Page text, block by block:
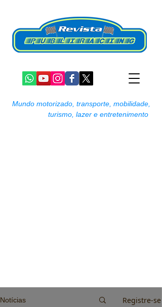
Mundo motorizado, transporte, mobilidade,
turismo, lazer e entretenimento
Notícias Registre-se